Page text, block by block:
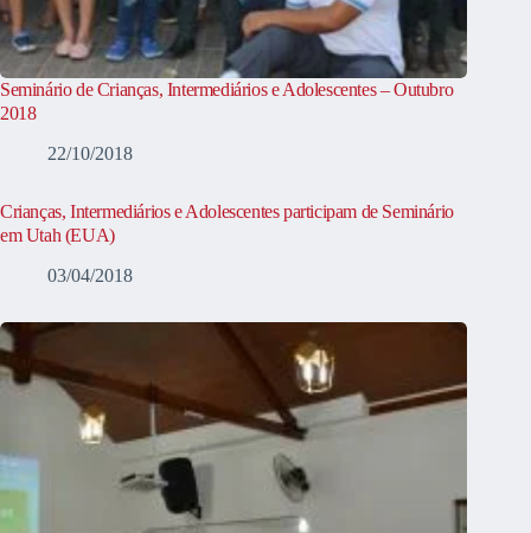
Seminário de Crianças, Intermediários e Adolescentes – Outubro
2018
22/10/2018
Crianças, Intermediários e Adolescentes participam de Seminário
em Utah (EUA)
03/04/2018